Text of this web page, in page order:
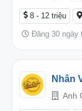
8 - 12 triệu
Đăng 30 ngày
Nhân
Anh